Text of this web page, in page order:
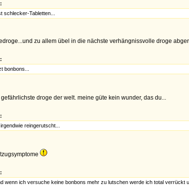
schlecker-Tabletten...
zu allem übel in die nächste verhängnissvolle droge
bonbons...
droge der welt. meine güte kein wunder, das du...
irgendwie reingerutscht...
wenn ich versuche keine bonbons mehr zu lutschen werde ich total verrückt